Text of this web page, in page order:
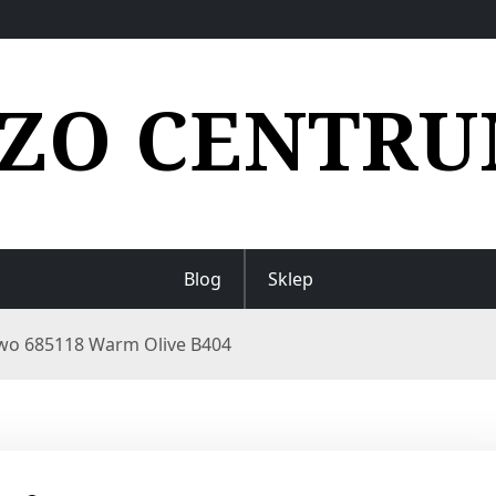
Blog Sklep
685118 Warm Olive B404